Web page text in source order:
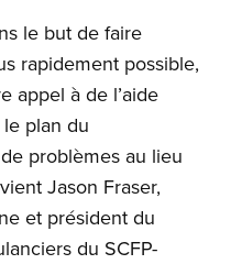
le but de faire
rapidement possible,
appel à de l’aide
plan du
problèmes au lieu
Jason Fraser,
et président du
du SCFP-